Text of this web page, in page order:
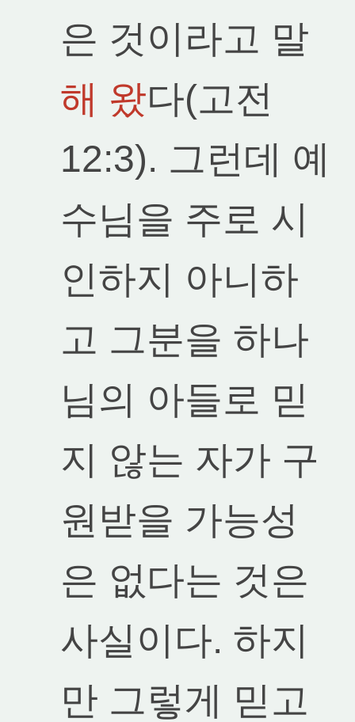
은 것이라고 말
해 왔다(고전
12:3). 그런데 예
수님을 주로 시
인하지 아니하
고 그분을 하나
님의 아들로 믿
지 않는 자가 구
원받을 가능성
은 없다는 것은
사실이다. 하지
만 그렇게 믿고